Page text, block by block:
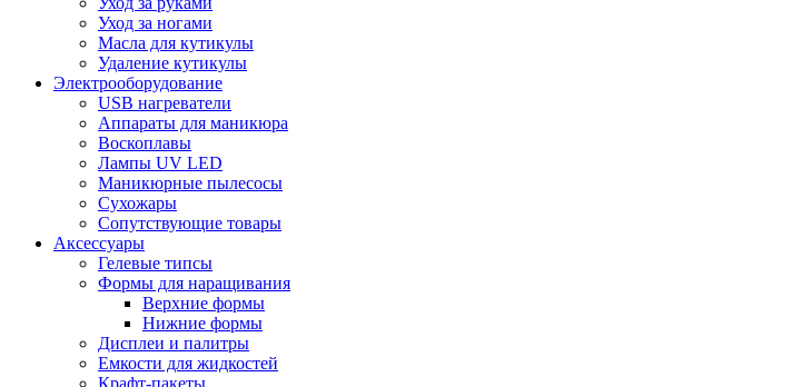
Уход за ногами
Масла для кутикулы
Удаление кутикулы
Электрооборудование
USB нагреватели
Аппараты для маникюра
Воскоплавы
Лампы UV LED
Маникюрные пылесосы
Сухожары
Сопутствующие товары
Аксессуары
Гелевые типсы
Формы для наращивания
Верхние формы
Нижние формы
Дисплеи и палитры
Емкости для жидкостей
Крафт-пакеты